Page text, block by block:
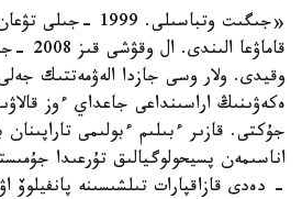
«جىگىت وتباسىلى.
وقيدى. ولار وسى جازدا الەۋمەتتىك
ەكەۋىنىڭ اراسىنداعى جاعداي ءوز
جۇكتى. قازىر ءبىلىم ءبولىمى
اناسىمەن پسيحولوگيالىق تۇرعىدا
- دەدى قازاقپارات تىلشىسىنە پانفيلوۆ